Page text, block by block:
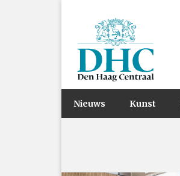
Nieuws Kunst